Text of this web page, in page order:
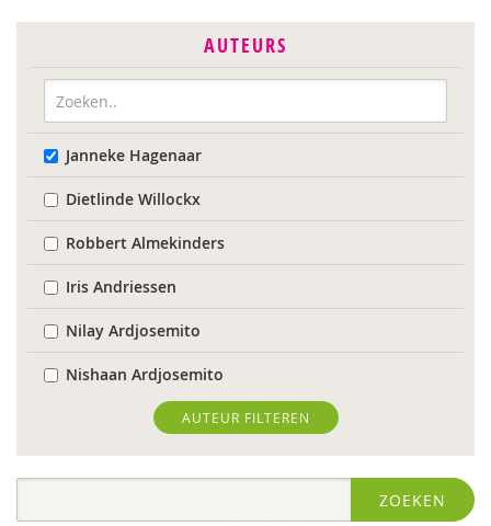
AUTEURS
Janneke Hagenaar
Dietlinde Willockx
Robbert Almekinders
Iris Andriessen
Nilay Ardjosemito
Nishaan Ardjosemito
Siela Ardjosemito-Jethoe
Nicole van Asten
AUTEUR FILTEREN
ZOEKEN